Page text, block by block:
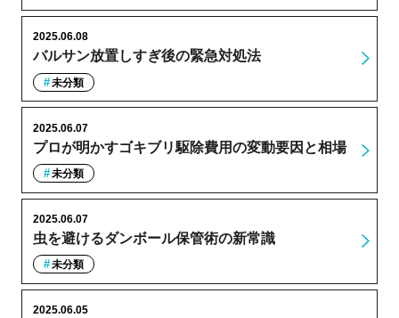
バルサン放置しすぎ後の緊急対処法
2025.06.08
未分類
プロが明かすゴキブリ駆除費用の変動要因と相場
2025.06.07
未分類
虫を避けるダンボール保管術の新常識
2025.06.07
未分類
2025.06.05